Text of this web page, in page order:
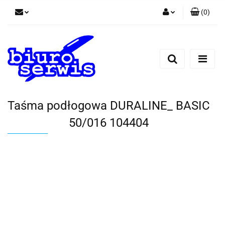
Zarejestruj się
(0)
Taśma podłogowa DURALINE_ BASIC
50/016 104404